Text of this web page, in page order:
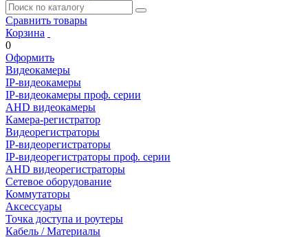
Сравнить товары
Корзина
0
Оформить
Видеокамеры
IP-видеокамеры
IP-видеокамеры проф. серии
AHD видеокамеры
Камера-регистратор
Видеорегистраторы
IP-видеорегистраторы
IP-видеорегистраторы проф. серии
AHD видеорегистраторы
Сетевое оборудование
Коммутаторы
Аксессуары
Точка доступа и роутеры
Кабель / Материалы